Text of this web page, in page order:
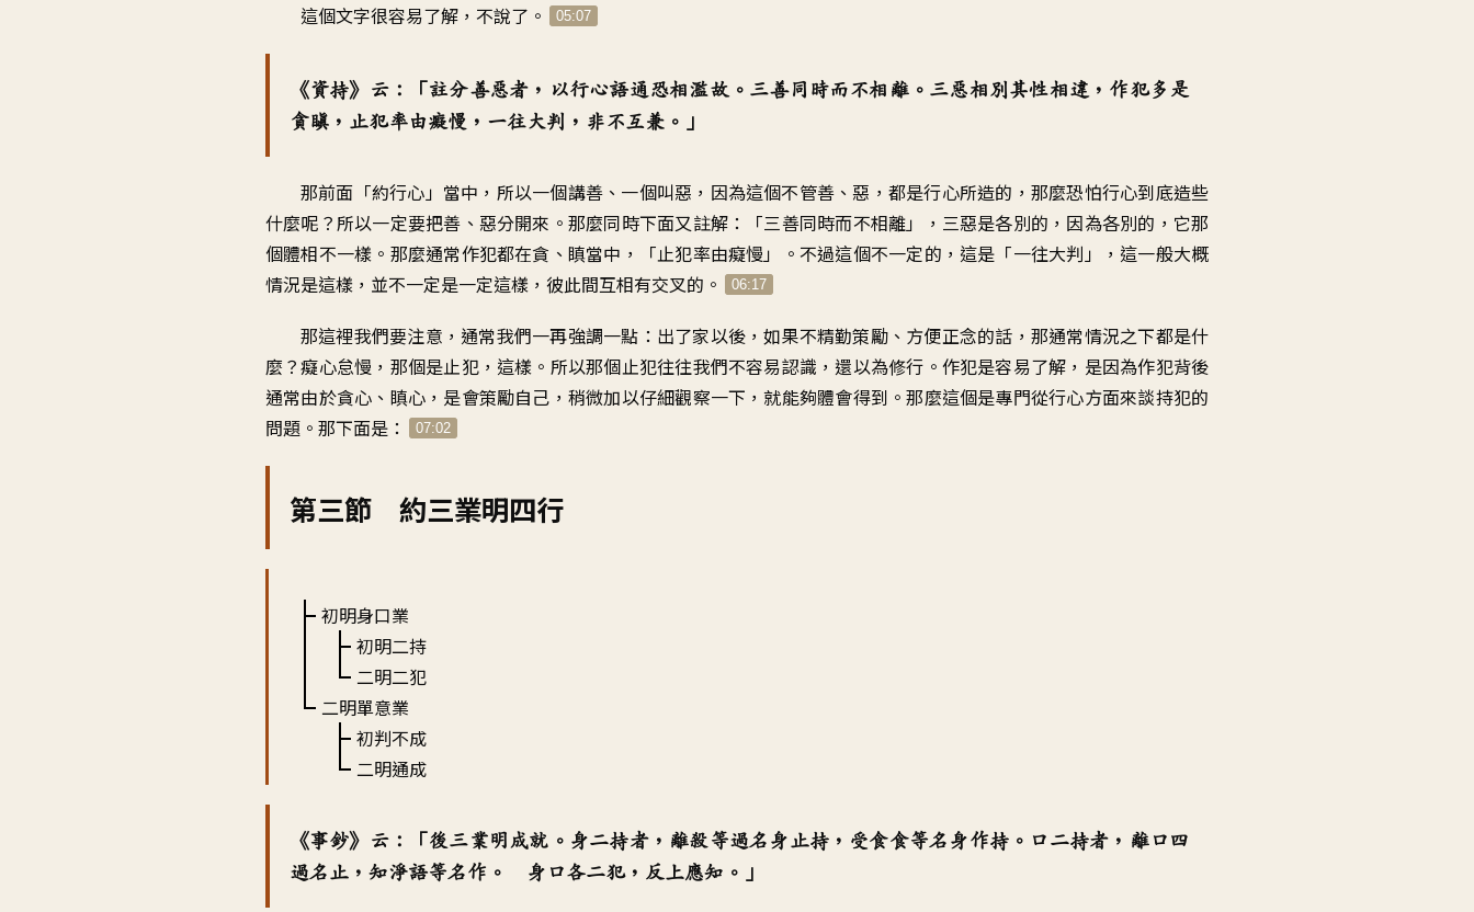
這個文字很容易了解，不說了。 05:07
《資持》云：「註分善惡者，以行心語通恐相濫故。三善同時而不相離。三惡相別其性相違，作犯多是
貪瞋，止犯率由癡慢，一往大判，非不互兼。」
那前面「約行心」當中，所以一個講善、一個叫惡，因為這個不管善、惡，都是行心所造的，那麼恐怕行心到底造些
什麼呢？所以一定要把善、惡分開來。那麼同時下面又註解：「三善同時而不相離」，三惡是各別的，因為各別的，它那
個體相不一樣。那麼通常作犯都在貪、瞋當中，「止犯率由癡慢」。不過這個不一定的，這是「一往大判」，這一般大概
情況是這樣，並不一定是一定這樣，彼此間互相有交叉的。
06:17
那這裡我們要注意，通常我們一再強調一點：出了家以後，如果不精勤策勵、方便正念的話，那通常情況之下都是什
麼？癡心怠慢，那個是止犯，這樣。所以那個止犯往往我們不容易認識，還以為修行。作犯是容易了解，是因為作犯背後
通常由於貪心、瞋心，是會策勵自己，稍微加以仔細觀察一下，就能夠體會得到。那麼這個是專門從行心方面來談持犯的
問題。那下面是：
07:02
第三節 約三業明四行
初明身口業
初明二持
二明二犯
二明單意業
初判不成
二明通成
《事鈔》云：「後三業明成就。身二持者，離殺等過名身止持，受食食等名身作持。口二持者，離口四
過名止，知淨語等名作。 身口各二犯，反上應知。」